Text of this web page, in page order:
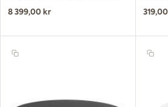
8 399,00 kr